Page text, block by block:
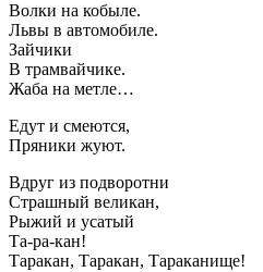
Волки на кобыле.
Львы в автомобиле.
Зайчики
В трамвайчике.
Жаба на метле…
Едут и смеются,
Пряники жуют.
Вдруг из подворотни
Страшный великан,
Рыжий и усатый
Та-ра-кан!
Таракан, Таракан, Тараканище!